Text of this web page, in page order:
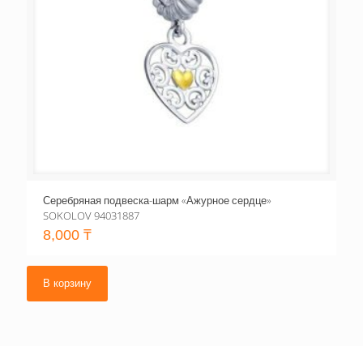
Серебряная подвеска-шарм «Ажурное сердце»
SOKOLOV 94031887
8,000 ₸
В корзину